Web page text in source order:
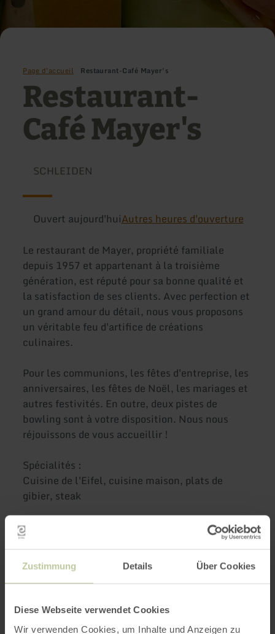
Zustimmung Details Über Cookies
Diese Webseite verwendet Cookies
Wir verwenden Cookies, um Inhalte und Anzeigen zu
Page d'accueil Restaurant-Café Mayer's
Restaurant-
Café Mayer's
SCHLEIDEN
Ouvert aujourd'huiAutres heures d'ouverture
Le restaurant de Mayer, propriété familiale
depuis 1957 et appartenant à la troisième
génération, est réputé pour sa bonne qualité et
la satisfaction de ses clients. Avec perfection et
un grand amour du détail, nous vous proposons
un véritable feu d'artifice de créations
culinaires.
Pour les communions, les fêtes d'entreprise, les
anniversaires, les fêtes de Noël, les mariages et
autres festivités. En outre, deux pistes de
bowling sont à votre disposition. Nous nous
réjouissons de vous accueillir !
Spécialités :
Cuisine de l'Eifel, cuisine maison, plats de
gibier, steak
Le restaurant est accessible aux personnes à
mobilité réduite (en fauteuil roulant ou en
Plus